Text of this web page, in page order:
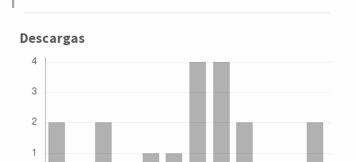
Descargas